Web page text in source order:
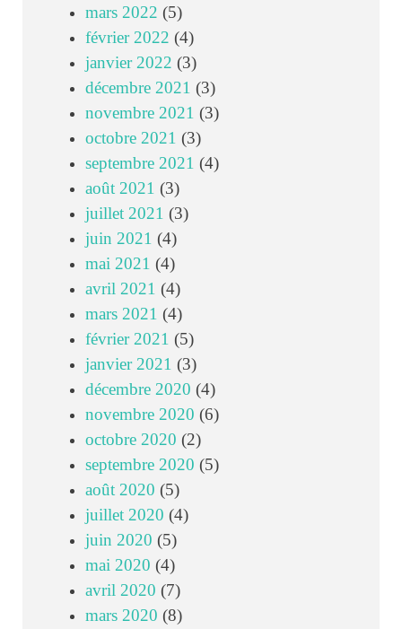
mars 2022 (5)
février 2022 (4)
janvier 2022 (3)
décembre 2021 (3)
novembre 2021 (3)
octobre 2021 (3)
septembre 2021 (4)
août 2021 (3)
juillet 2021 (3)
juin 2021 (4)
mai 2021 (4)
avril 2021 (4)
mars 2021 (4)
février 2021 (5)
janvier 2021 (3)
décembre 2020 (4)
novembre 2020 (6)
octobre 2020 (2)
septembre 2020 (5)
août 2020 (5)
juillet 2020 (4)
juin 2020 (5)
mai 2020 (4)
avril 2020 (7)
mars 2020 (8)